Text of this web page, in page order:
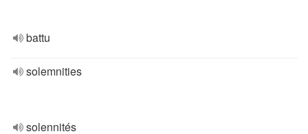
battu
solemnities
solennités